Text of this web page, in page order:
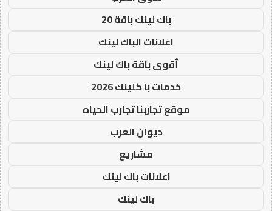
باك لينك باقة 20
اعلانات الباك لينك
أقوى باقة باك لينك
خدمات با كلينك 2026
موقع تجاربنا تجارب الحياه
ديوان العرب
مشاريع
اعلانات باك لينك
باك لينك